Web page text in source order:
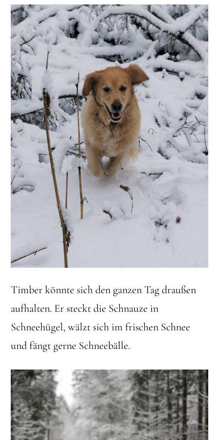
Timber könnte sich den ganzen Tag draußen
aufhalten. Er steckt die Schnauze in
Schneehügel, wälzt sich im frischen Schnee
und fängt gerne Schneebälle.